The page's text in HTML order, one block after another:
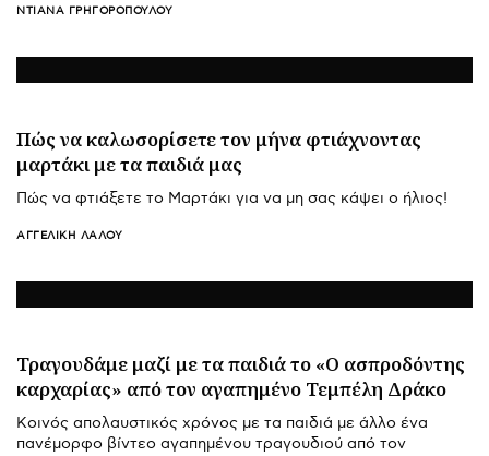
ΝΤΙΆΝΑ ΓΡΗΓΟΡΟΠΟΎΛΟΥ
Πώς να καλωσορίσετε τον μήνα φτιάχνοντας
μαρτάκι με τα παιδιά μας
Πώς να φτιάξετε το Μαρτάκι για να μη σας κάψει ο ήλιος!
ΑΓΓΕΛΙΚΉ ΛΆΛΟΥ
Τραγουδάμε μαζί με τα παιδιά το «Ο ασπροδόντης
καρχαρίας» από τον αγαπημένο Τεμπέλη Δράκο
Κοινός απολαυστικός χρόνος με τα παιδιά με άλλο ένα
πανέμορφο βίντεο αγαπημένου τραγουδιού από τον